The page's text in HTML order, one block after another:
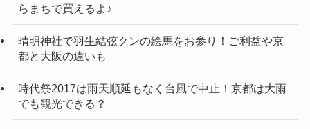
らまちで買えるよ♪
晴明神社で羽生結弦クンの絵馬をお参り！ご利益や京
都と大阪の違いも
時代祭2017は雨天順延もなく台風で中止！京都は大雨
でも観光できる？